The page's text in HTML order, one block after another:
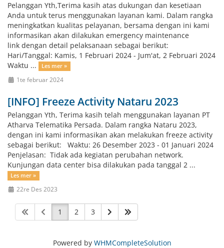
Pelanggan Yth,Terima kasih atas dukungan dan kesetiaan
Anda untuk terus menggunakan layanan kami. Dalam rangka
meningkatkan kualitas pelayanan, bersama dengan ini kami
informasikan akan dilakukan emergency maintenance
link dengan detail pelaksanaan sebagai berikut:
Hari/Tanggal: Kamis, 1 Februari 2024 - Jum'at, 2 Februari 2024
Waktu ...
Les mer »
1te februar 2024
[INFO] Freeze Activity Nataru 2023
Pelanggan Yth, Terima kasih telah menggunakan layanan PT
Atharva Telematika Persada. Dalam rangka Nataru 2023,
dengan ini kami informasikan akan melakukan freeze activity
sebagai berikut: Waktu: 26 Desember 2023 - 01 Januari 2024
Penjelasan: Tidak ada kegiatan perubahan network.
Kunjungan data center bisa dilakukan pada tanggal 2 ...
Les mer »
22re Des 2023
1 2 3
Powered by WHMCompleteSolution